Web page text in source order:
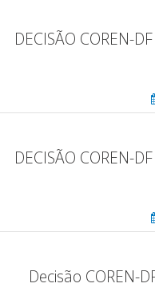
DECISÃO COREN-
DECISÃO COREN-
Decisão COREN-